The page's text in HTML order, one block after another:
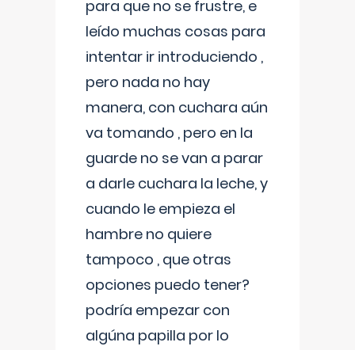
para que no se frustre, e
leído muchas cosas para
intentar ir introduciendo ,
pero nada no hay
manera, con cuchara aún
va tomando , pero en la
guarde no se van a parar
a darle cuchara la leche, y
cuando le empieza el
hambre no quiere
tampoco , que otras
opciones puedo tener?
podría empezar con
algúna papilla por lo